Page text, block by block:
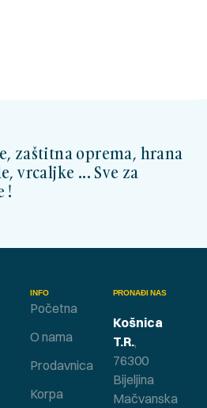
zaštitna oprema, hrana
vrcaljke ... Sve za
!
INFO
Početna
O nama
Prodavnica
Korpa
PRONAĐI NAS
Košnica
T.R.,
76300
Bijeljina
Mačvanska